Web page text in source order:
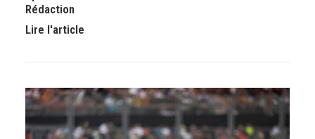
Rédaction
Lire l'article